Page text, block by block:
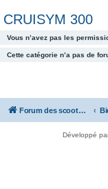
CRUISYM 300
Vous n’avez pas les
Cette catégorie n’a pas de
Forum des scooters SYM - GTS -MAXSYM - CRUISYM - JOYMAX - Maxsym TL
Développé